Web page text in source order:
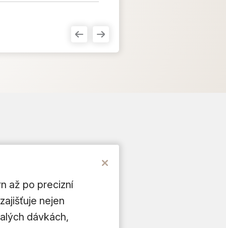
až po precizní
nejen
dávkách,